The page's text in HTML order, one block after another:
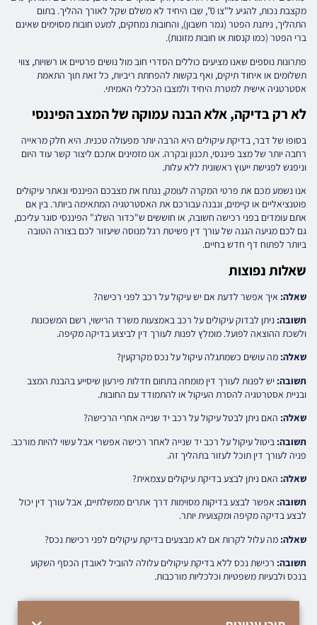
מקצבת נכות, להגיע ל"צו 0", שבו היחיד לא משלם שקל לאורך ההליך. בתום
התהליך, ניתנת הפטר (גמר חשבון), והחובות נמחקים, למעט חובות מסוימים שאינם
ברי הפטר (כמו קנסות או חובות מזונות).
פתרונות נוספים שאנו מציעים כוללים הסדרי חוב מול נושים פרטיים או רשויות, צווי
תשלומים או איחוד תיקים, ואף בקשות להפחתת ריביות, כל זאת תוך התאמת
אסטרטגיה אישית למטרת היחיד ולמצבו הכלכלי האמיתי.
לא רק בדיקה, אלא הבנה עמוקה של המצב הפיננסי
בסופו של דבר, בדיקת עיקולים היא הרבה יותר מפעולה טכנית. היא חלק מראייה
רחבה יותר של מצב פיננסי, תכנון ובקרה. אנו מזמינים אתכם ליצור קשר עוד היום
וניפגש לפגישת ייעוץ ראשונית ללא עלות.
אנו נשמע מכם את פרטי המקרה לעומק, ננתח את מצבכם הפיננסי ונאתר עיקולים
פוטנציאליים או קיימים, ונבנה עבורכם את האסטרטגיה המתאימה ביותר. בין אם
אתם עומדים בפני רכישה חשובה, או חוששים ש"כדור השלג" הפיננסי סוגר עליכם,
גם לכם מגיעה הגנה של עורך דין פשיטת רגל מנוסה שיעזור לכם בצורה הטובה
ביותר לפתוח דף חדש בחיים.
שאלות נפוצות
שאלה: איך אפשר לדעת אם יש עיקול על רכב לפני רכישה?
תשובה: ניתן לבדוק עיקולים על רכב באמצעות משרד הרישוי, רשם המשכונות
ולשכת ההוצאה לפועל. מומלץ לפנות לעורך דין לביצוע בדיקה מקיפה.
שאלה: מה עושים כשמתגלה עיקול על נכס מקרקעין?
תשובה: יש לפנות לעורך דין מומחה בתחום חדלות פירעון שיסייע בהבנת המצב
ובניית אסטרטגיה להסרת העיקול או להתמודד עם החובות.
שאלה: האם ניתן לבטל עיקול על רכב יד שנייה אחרי הרכישה?
תשובה: ביטול עיקול על רכב יד שנייה לאחר רכישה אפשרי אבל עשוי להיות מורכב.
פניה לעורך דין תוכל לעזור בתהליך זה.
שאלה: האם ניתן לבצע בדיקת עיקולים עצמאית?
תשובה: אפשר לבצע בדיקות מסוימות דרך אתרים ממשלתיים, אבל עורך דין יכול
לבצע בדיקה מקיפה ומקצועית יותר.
שאלה: מה עלול לקרות אם לא מבצעים בדיקת עיקולים לפני רכישת נכס?
תשובה: רכישת נכס ללא בדיקת עיקולים עלולה להוביל לאובדן הכסף השקוע
בנכס ולבעיות משפטיות וכלכליות מורכבות.